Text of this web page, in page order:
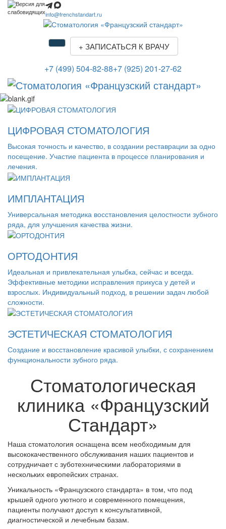
info@frenchstandart.ru
+ ЗАПИСАТЬСЯ К ВРАЧУ
+7 (499) 504-82-88+7 (925) 201-27-62
ЦИФРОВАЯ СТОМАТОЛОГИЯ
Высокая точность и качество, в создании реставрации за одно
посещение. Участие пациента в процессе планирования и
лечения.
ИМПЛАНТАЦИЯ
Универсальная методика восстановления целостности зубного
ряда, для улучшения качества жизни.
ОРТОДОНТИЯ
Идеальная и привлекательная улыбка, сейчас и всегда.
Эффективные методики исправления прикуса у детей и
взрослых. Индивидуальный подход, в решении задач любой
сложности.
ЭСТЕТИЧЕСКАЯ СТОМАТОЛОГИЯ
Создание и восстановление красивой улыбки, с сохранением
функциональности зубного ряда.
Стоматологическая
клиника «Французский
Стандарт»
Наша стоматология оснащена всем необходимым для
высококачественного обслуживания наших пациентов и
сотрудничает с зуботехническими лабораториями в
нескольких европейских странах.
Уникальность «Французского стандарта» в том, что под
крышей одного уютного и современного помещения,
пациенты получают доступ к консультативной,
диагностической и лечебным базам.